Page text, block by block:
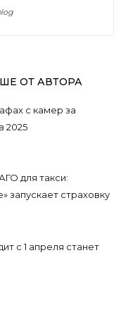
ОТ АВТОРА
с камер за
2025
для такси:
запускает страховку
с 1 апреля станет